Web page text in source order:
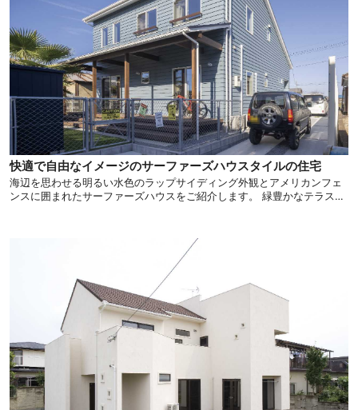
快適で自由なイメージのサーファーズハウスタイルの住宅
海辺を思わせる明るい水色のラップサイディング外観とアメリカンフェ
ンスに囲まれたサーファーズハウスをご紹介します。 緑豊かなテラスや